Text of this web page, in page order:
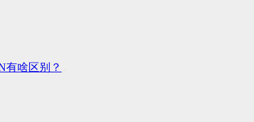
有啥区别？